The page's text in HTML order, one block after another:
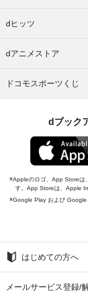
dヒッツ
dアニメストア
ドコモスポーツくじ
dブック
Appleのロゴ、App Storeは
す。App Storeは、Apple
Google Play および Google
はじめての方へ
メールサービス登録/